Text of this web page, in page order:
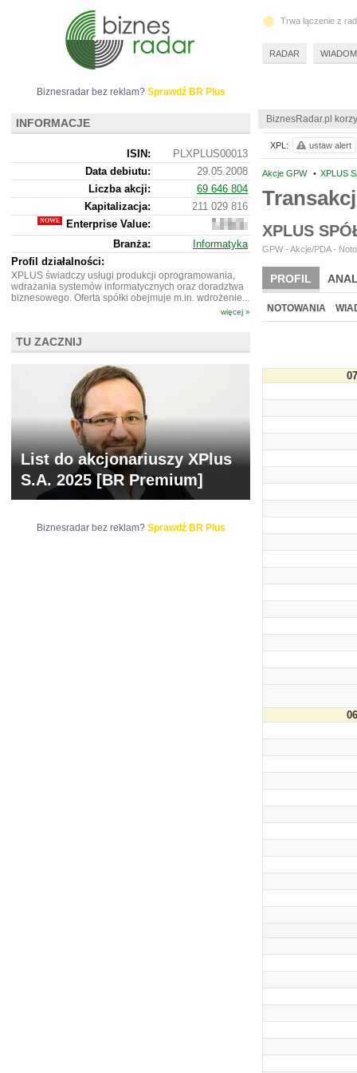
BiznesRadar.pl
Akcje GPW • XPLUS
XPLUS
GPW - Akcje/PDA -
PROFIL
NOTOWANIA
XPL: ustaw alert
Biznesradar bez reklam? Sprawdź BR Plus
INFORMACJE
ISIN:
PLXPLUS00013
Data debiutu:
29.05.2008
Liczba akcji:
69 646 804
Kapitalizacja:
211 029 816
Enterprise Value:
187
964
816
Branża:
Informatyka
Profil działalności:
XPLUS świadczy usługi produkcji oprogramowania,
wdrażania systemów informatycznych oraz doradztwa
biznesowego. Oferta spółki obejmuje m.in. wdrożenie...
więcej »
TU ZACZNIJ
List do akcjonariuszy XPlus
S.A. 2025 [BR Premium]
Biznesradar bez reklam? Sprawdź BR Plus
Trwa łączenie z
RADAR